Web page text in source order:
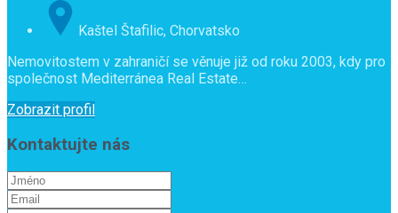
Kaštel Štafilic, Chorvatsko
Nemovitostem v zahraničí se věnuje již od roku 2003, kdy pro
společnost Mediterránea Real Estate…
Zobrazit profil
Kontaktujte nás